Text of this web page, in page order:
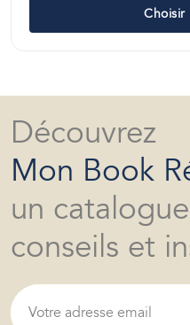
Choisir
Découvrez
Mon Book
un
conseils et